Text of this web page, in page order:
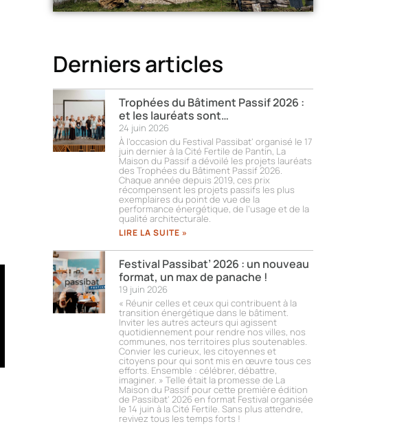
Derniers articles
Trophées du Bâtiment Passif 2026 :
et les lauréats sont…
24 juin 2026
À l’occasion du Festival Passibat’ organisé le 17
juin dernier à la Cité Fertile de Pantin, La
Maison du Passif a dévoilé les projets lauréats
des Trophées du Bâtiment Passif 2026.
Chaque année depuis 2019, ces prix
récompensent les projets passifs les plus
exemplaires du point de vue de la
performance énergétique, de l’usage et de la
qualité architecturale.
LIRE LA SUITE »
Festival Passibat’ 2026 : un nouveau
format, un max de panache !
19 juin 2026
« Réunir celles et ceux qui contribuent à la
transition énergétique dans le bâtiment.
Inviter les autres acteurs qui agissent
quotidiennement pour rendre nos villes, nos
communes, nos territoires plus soutenables.
Convier les curieux, les citoyennes et
citoyens pour qui sont mis en œuvre tous ces
efforts. Ensemble : célébrer, débattre,
imaginer. » Telle était la promesse de La
Maison du Passif pour cette première édition
de Passibat’ 2026 en format Festival organisée
le 14 juin à la Cité Fertile. Sans plus attendre,
revivez tous les temps forts !​